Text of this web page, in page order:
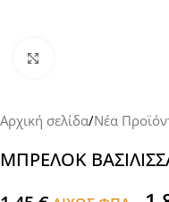
Αρχική σελίδα/Νέα
ΜΠΡΕΛΟΚ